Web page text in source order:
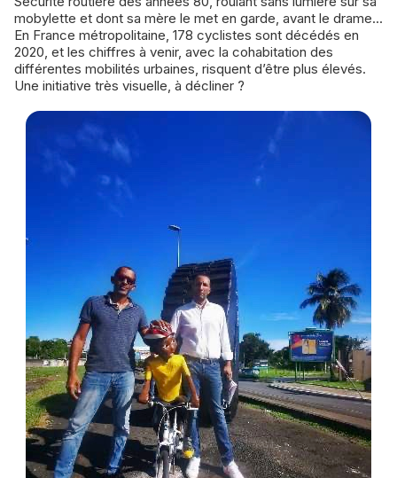
mobylette et dont sa mère le met en garde, avant le drame...
En France métropolitaine, 178 cyclistes sont décédés en
2020, et les chiffres à venir, avec la cohabitation des
différentes mobilités urbaines, risquent d’être plus élevés.
Une initiative très visuelle, à décliner ?